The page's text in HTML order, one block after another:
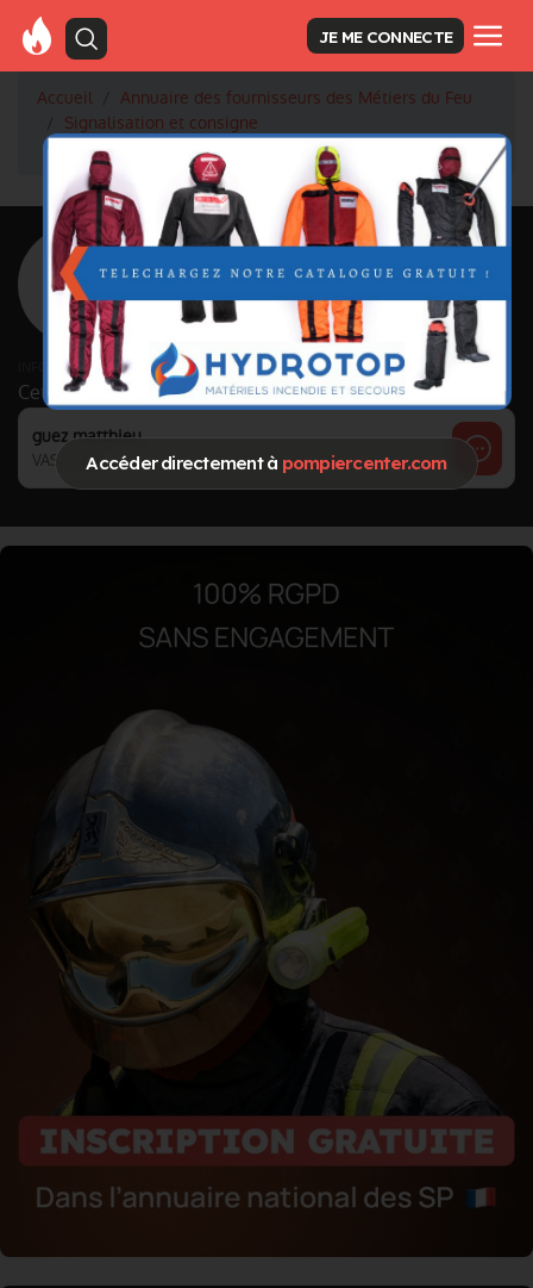
Accéder directement à pompiercenter.com
JE ME CONNECTE
Accueil
Annuaire des fournisseurs des Métiers du Feu
Signalisation et consigne
Signalisation sonore et lumineuse
Retour à la liste des fournisseurs
VASA SAS
Activité principale
Signalisation sonore et lumineuse
INFORMATIONS MISES À JOUR LE 09/06/2021
Cette page est gérée par :
guez matthieu
VASA SAS